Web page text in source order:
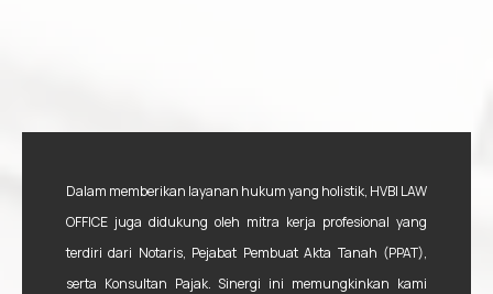
Dalam memberikan layanan hukum yang holistik, HVBI LAW
OFFICE juga didukung oleh mitra kerja profesional yang
terdiri dari Notaris, Pejabat Pembuat Akta Tanah (PPAT),
serta Konsultan Pajak. Sinergi ini memungkinkan kami